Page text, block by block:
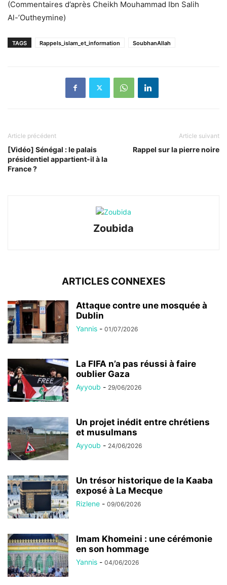
(Commentaires d’après Cheikh Mouhammad Ibn Salih
Al-’Outheymine)
TAGS Rappels_islam_et_information SoubhanAllah
Article précédent
[Vidéo] Sénégal : le palais
présidentiel appartient-il à la
France ?
Article suivant
Rappel sur la pierre noire
Zoubida
ARTICLES CONNEXES
Attaque contre une mosquée à
Dublin
Yannis - 01/07/2026
La FIFA n’a pas réussi à faire
oublier Gaza
Ayyoub - 29/06/2026
Un projet inédit entre chrétiens
et musulmans
Ayyoub - 24/06/2026
Un trésor historique de la Kaaba
exposé à La Mecque
Rizlene - 09/06/2026
Imam Khomeini : une cérémonie
en son hommage
Yannis - 04/06/2026